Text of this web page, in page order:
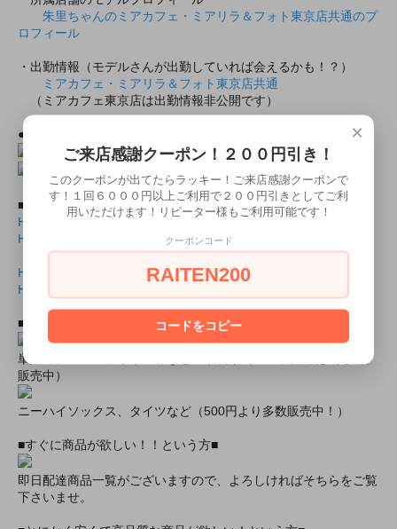
朱里ちゃんのミアカフェ・ミアリラ＆フォト東京店共通のプ
ロフィール
・出勤情報（モデルさんが出勤していれば会えるかも！？）
ミアカフェ・ミアリラ＆フォト東京店共通
（ミアカフェ東京店は出勤情報非公開です）
●上記モデルの撮影随時受付中！
■商品封入用画像■
HB6021ロングスリーブレオタード 白表面.jlb
HB6021ロングスリーブレオタード 白表面.pdf
HB6021ロングスリーブレオタード 白裏面.jlb
HB6021ロングスリーブレオタード 白裏面.pdf
■おすすめオプション小物類■
単品カチューシャやネコ耳などの小物類（1000円程度より多数
販売中）
ニーハイソックス、タイツなど（500円より多数販売中！）
■すぐに商品が欲しい！！という方■
即日配達商品一覧がございますので、よろしければそちらをご覧
下さいませ。
×
ご来店感謝クーポン！２００円引き！
このクーポンが出てたらラッキー！ご来店感謝クーポンで
す！１回６０００円以上ご利用で２００円引きとしてご利
用いただけます！リピーター様もご利用可能です！
クーポンコード
RAITEN200
コードをコピー